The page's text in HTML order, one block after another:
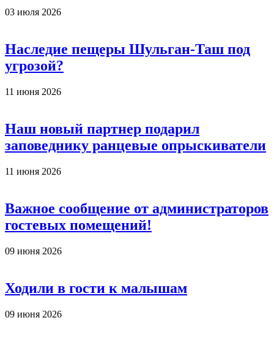
03 июля 2026
Наследие пещеры Шульган-Таш под
угрозой?
11 июня 2026
Наш новый партнер подарил
заповеднику ранцевые опрыскиватели
11 июня 2026
Важное сообщение от администраторов
гостевых помещений!
09 июня 2026
Ходили в гости к малышам
09 июня 2026